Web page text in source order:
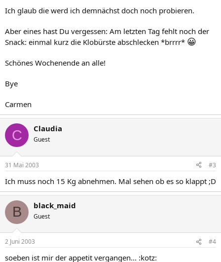
Ich glaub die werd ich demnächst doch noch probieren.
Aber eines hast Du vergessen: Am letzten Tag fehlt noch der
Snack: einmal kurz die Klobürste abschlecken *brrrr* 😀
Schönes Wochenende an alle!
Bye
Carmen
C Claudia
Guest
31 Mai 2003 #3
Ich muss noch 15 Kg abnehmen. Mal sehen ob es so klappt ;D
B black_maid
Guest
2 Juni 2003 #4
soeben ist mir der appetit vergangen... :kotz: